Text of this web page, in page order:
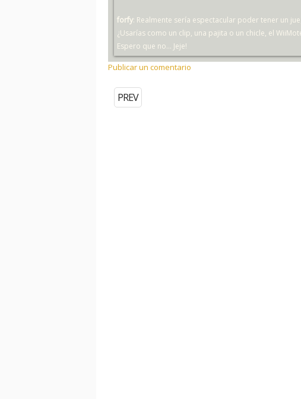
forfy: Realmente sería espectacular poder tener un
¿Usarías como un clip, una pajita o un chicle, el
Espero que no... Jeje!
Publicar un comentario
PREV